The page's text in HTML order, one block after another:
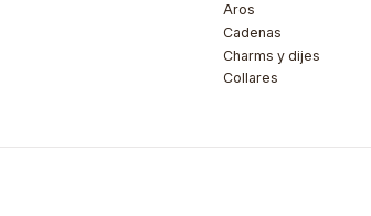
Aros
Cadenas
Charms y dijes
Collares